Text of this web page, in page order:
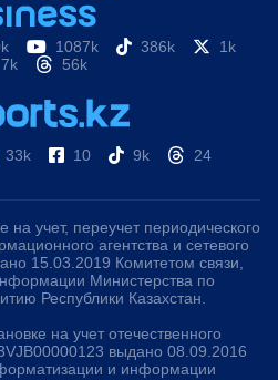
1087k 386k
1k
7k
56k
33k 10 9k 24
на учет, переучет периодического
агентства и сетевого
15.03.2019 Комитетом связи,
Министерства по
Республики Казахстан.
на учет отечественного
выдано 08.09.2016
и информации